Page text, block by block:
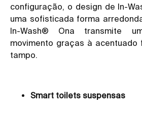
configuração, o design de In-
uma sofisticada forma
In-Wash® Ona transmite
movimento graças à acentuado
tampo.
Smart toilets suspensas